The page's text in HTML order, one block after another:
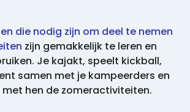
die nodig zijn om deel te nemen
zijn gemakkelijk te leren en
Je kajakt, speelt kickball,
samen met je kampeerders en
hen de zomeractiviteiten.